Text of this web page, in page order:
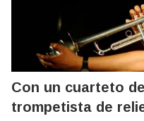
Con un cuarteto
trompetista de